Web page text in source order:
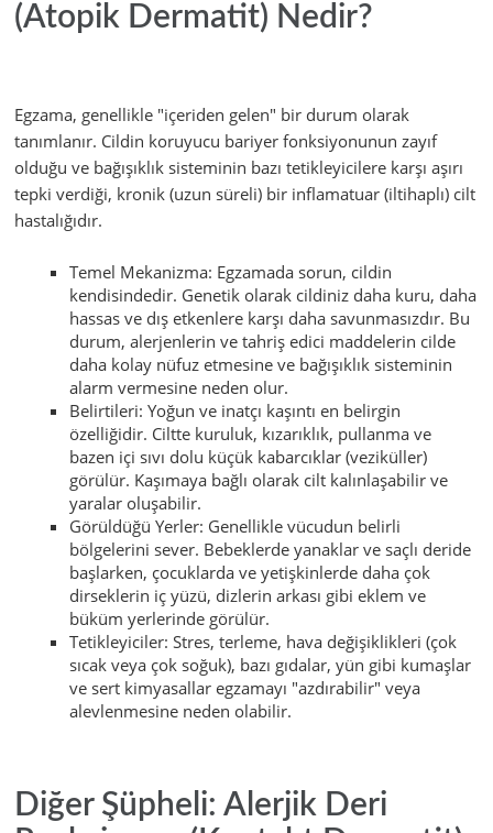
(Atopik Dermatit) Nedir?
Egzama, genellikle "içeriden gelen" bir durum olarak
tanımlanır. Cildin koruyucu bariyer fonksiyonunun zayıf
olduğu ve bağışıklık sisteminin bazı tetikleyicilere karşı aşırı
tepki verdiği, kronik (uzun süreli) bir inflamatuar (iltihaplı) cilt
hastalığıdır.
Temel Mekanizma: Egzamada sorun, cildin
kendisindedir. Genetik olarak cildiniz daha kuru, daha
hassas ve dış etkenlere karşı daha savunmasızdır. Bu
durum, alerjenlerin ve tahriş edici maddelerin cilde
daha kolay nüfuz etmesine ve bağışıklık sisteminin
alarm vermesine neden olur.
Belirtileri: Yoğun ve inatçı kaşıntı en belirgin
özelliğidir. Ciltte kuruluk, kızarıklık, pullanma ve
bazen içi sıvı dolu küçük kabarcıklar (veziküller)
görülür. Kaşımaya bağlı olarak cilt kalınlaşabilir ve
yaralar oluşabilir.
Görüldüğü Yerler: Genellikle vücudun belirli
bölgelerini sever. Bebeklerde yanaklar ve saçlı deride
başlarken, çocuklarda ve yetişkinlerde daha çok
dirseklerin iç yüzü, dizlerin arkası gibi eklem ve
büküm yerlerinde görülür.
Tetikleyiciler: Stres, terleme, hava değişiklikleri (çok
sıcak veya çok soğuk), bazı gıdalar, yün gibi kumaşlar
ve sert kimyasallar egzamayı "azdırabilir" veya
alevlenmesine neden olabilir.
Diğer Şüpheli: Alerjik Deri